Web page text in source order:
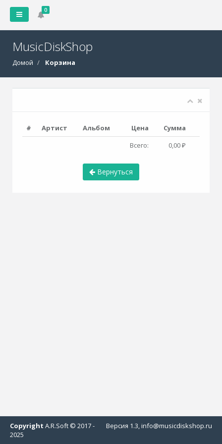
0
MusicDiskShop
Домой Корзина
# Артист Альбом Цена
Сумма
Всего:
0,00 ₽
Вернуться
Версия 1.3, info@musicdiskshop.ru
Copyright A.R.Soft © 2017 -
2025